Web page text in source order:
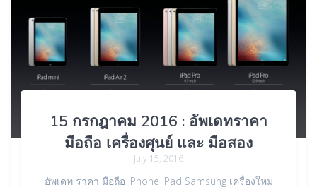
15 กรกฎาคม 2016 : อัพเดทราคา
มือถือ เครื่องศุนย์ และ มือสอง
July 15, 2016
อัพเดท ราคา มือถือ iPhone iPad Samsung เครื่องใหม่